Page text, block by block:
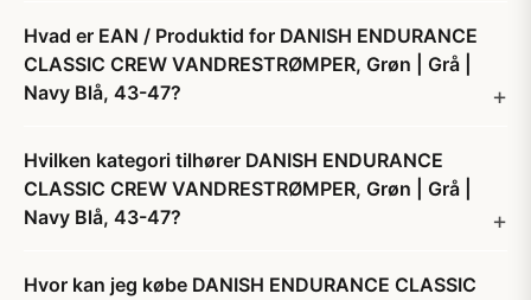
Hvad er EAN / Produktid for DANISH ENDURANCE
CLASSIC CREW VANDRESTRØMPER, Grøn | Grå |
Navy Blå, 43-47?
Hvilken kategori tilhører DANISH ENDURANCE
CLASSIC CREW VANDRESTRØMPER, Grøn | Grå |
Navy Blå, 43-47?
Hvor kan jeg købe DANISH ENDURANCE CLASSIC